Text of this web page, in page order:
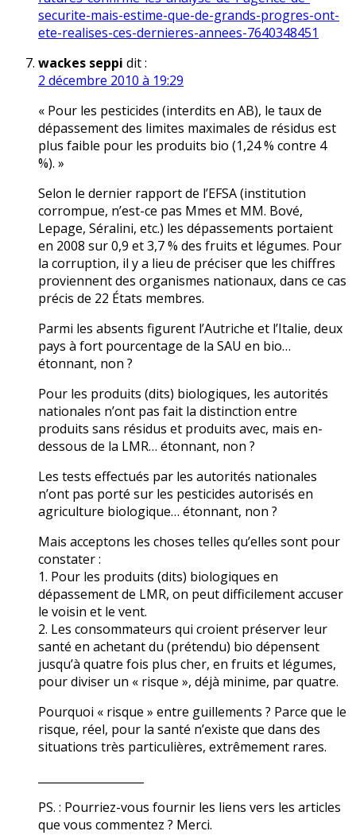
securite-mais-estime-que-de-grands-progres-ont-
ete-realises-ces-dernieres-annees-7640348451
wackes seppi dit :
2 décembre 2010 à 19:29
« Pour les pesticides (interdits en AB), le taux de
dépassement des limites maximales de résidus est
plus faible pour les produits bio (1,24 % contre 4
%). »
Selon le dernier rapport de l’EFSA (institution
corrompue, n’est-ce pas Mmes et MM. Bové,
Lepage, Séralini, etc.) les dépassements portaient
en 2008 sur 0,9 et 3,7 % des fruits et légumes. Pour
la corruption, il y a lieu de préciser que les chiffres
proviennent des organismes nationaux, dans ce cas
précis de 22 États membres.
Parmi les absents figurent l’Autriche et l’Italie, deux
pays à fort pourcentage de la SAU en bio…
étonnant, non ?
Pour les produits (dits) biologiques, les autorités
nationales n’ont pas fait la distinction entre
produits sans résidus et produits avec, mais en-
dessous de la LMR… étonnant, non ?
Les tests effectués par les autorités nationales
n’ont pas porté sur les pesticides autorisés en
agriculture biologique… étonnant, non ?
Mais acceptons les choses telles qu’elles sont pour
constater :
1. Pour les produits (dits) biologiques en
dépassement de LMR, on peut difficilement accuser
le voisin et le vent.
2. Les consommateurs qui croient préserver leur
santé en achetant du (prétendu) bio dépensent
jusqu’à quatre fois plus cher, en fruits et légumes,
pour diviser un « risque », déjà minime, par quatre.
Pourquoi « risque » entre guillements ? Parce que le
risque, réel, pour la santé n’existe que dans des
situations très particulières, extrêmement rares.
PS. : Pourriez-vous fournir les liens vers les articles
que vous commentez ? Merci.